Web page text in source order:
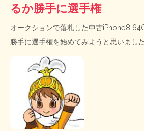
るか勝手に選手権
オークションで落札した中古iPhone8
勝手に選手権を始めてみようと思いました